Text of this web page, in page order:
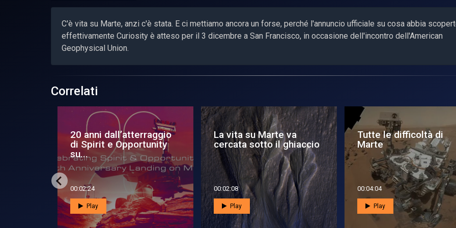
C'è vita su Marte, anzi c'è stata. E ci mettiamo ancora un forse, perché l'annuncio ufficiale su cosa abbia
effettivamente Curiosity è atteso per il 3 dicembre a San Francisco, in occasione dell'incontro dell'American
Geophysical Union.
Correlati
La vita su Marte va
cercata sotto il ghiaccio
00:02:08
Play
Tutte le difficoltà di
Marte
00:04:04
Play
Massimo solare e gli
effetti su Marte
00:01:40
Play